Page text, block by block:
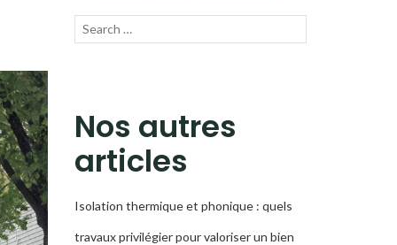
Recherche
Nos autres
articles
Isolation thermique et phonique : quels
travaux privilégier pour valoriser un bien